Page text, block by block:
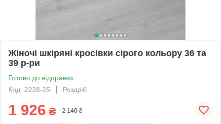
Жіночі шкіряні кросівки сірого кольору 36 та
39 р-ри
Готово до відправки
Код: 2228-25
Роздріб
1 926 ₴ 2 140 ₴